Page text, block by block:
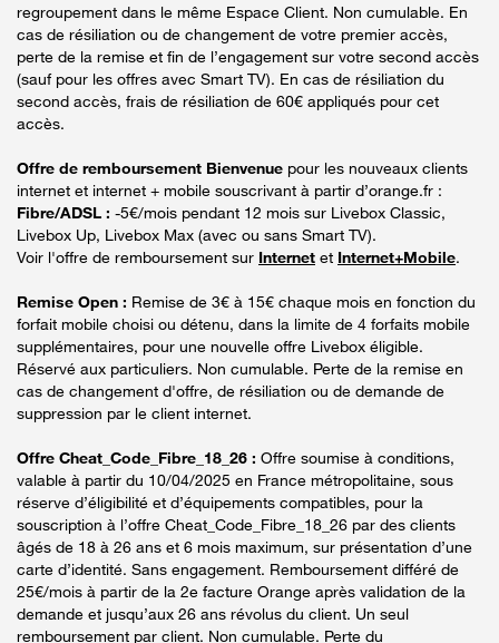
regroupement dans le même Espace Client. Non cumulable. En
cas de résiliation ou de changement de votre premier accès,
perte de la remise et fin de l’engagement sur votre second accès
(sauf pour les offres avec Smart TV). En cas de résiliation du
second accès, frais de résiliation de 60€ appliqués pour cet
accès.
Offre de remboursement Bienvenue pour les nouveaux clients
internet et internet + mobile souscrivant à partir d’orange.fr :
Fibre/ADSL : -5€/mois pendant 12 mois sur Livebox Classic,
Livebox Up, Livebox Max (avec ou sans Smart TV).
Voir l'offre de remboursement sur Internet et Internet+Mobile.
Remise Open : Remise de 3€ à 15€ chaque mois en fonction du
forfait mobile choisi ou détenu, dans la limite de 4 forfaits mobile
supplémentaires, pour une nouvelle offre Livebox éligible.
Réservé aux particuliers. Non cumulable. Perte de la remise en
cas de changement d'offre, de résiliation ou de demande de
suppression par le client internet.
Offre Cheat_Code_Fibre_18_26 : Offre soumise à conditions,
valable à partir du 10/04/2025 en France métropolitaine, sous
réserve d’éligibilité et d’équipements compatibles, pour la
souscription à l’offre Cheat_Code_Fibre_18_26 par des clients
âgés de 18 à 26 ans et 6 mois maximum, sur présentation d’une
carte d’identité. Sans engagement. Remboursement différé de
25€/mois à partir de la 2e facture Orange après validation de la
demande et jusqu’aux 26 ans révolus du client. Un seul
remboursement par client. Non cumulable. Perte du